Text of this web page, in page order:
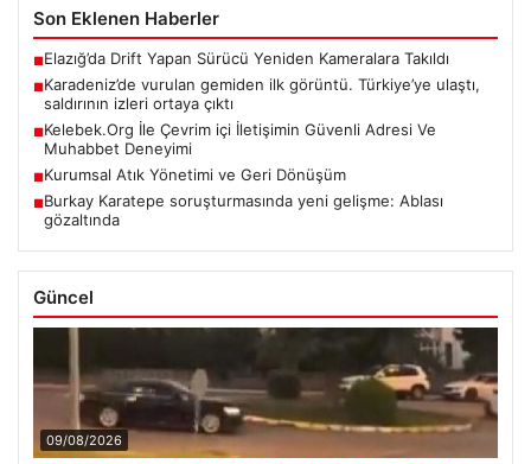
Son Eklenen Haberler
■Elazığ’da Drift Yapan Sürücü Yeniden Kameralara Takıldı
■Karadeniz’de vurulan gemiden ilk görüntü. Türkiye’ye ulaştı,
saldırının izleri ortaya çıktı
■Kelebek.Org İle Çevrim içi İletişimin Güvenli Adresi Ve
Muhabbet Deneyimi
■Kurumsal Atık Yönetimi ve Geri Dönüşüm
■Burkay Karatepe soruşturmasında yeni gelişme: Ablası
gözaltında
Güncel
09/08/2026